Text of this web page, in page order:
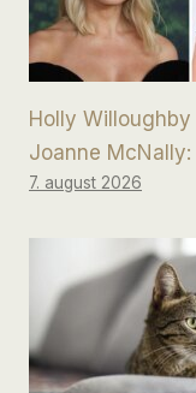
Holly
Joanne
7. august 2026